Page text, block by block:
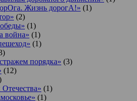
Жизнь дорогА!» (1)
(2)
(1)
война» (1)
(1)
порядка» (3)
(12)
(1)
(1)